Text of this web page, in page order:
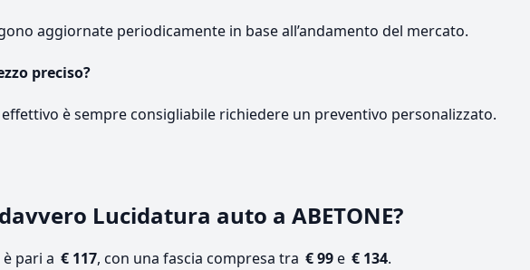
aggiornate periodicamente in base all’andamento del mercato.
preciso?
è sempre consigliabile richiedere un preventivo personalizzato.
Lucidatura auto a ABETONE?
pari a € 117, con una fascia compresa tra € 99e € 134.